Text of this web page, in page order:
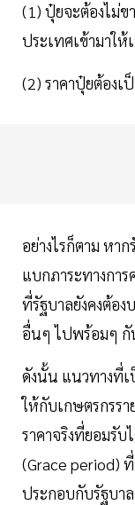
(1) ปุ๋ยจะต้องไม่ข
ประเทศเข้ามาให้
(2) ราคาปุ๋ยต้องเ
อย่างไรก็ตาม หา
แบกภาระทางกา
ที่รัฐบาลยังคงต้อ
อื่นๆ ไปพร้อมๆ กั
ดังนั้น แนวทางที่
ให้กับเกษตรกรร
ราคาจริงที่ยอมรั
(Grace period)
ประกอบกับรัฐบา